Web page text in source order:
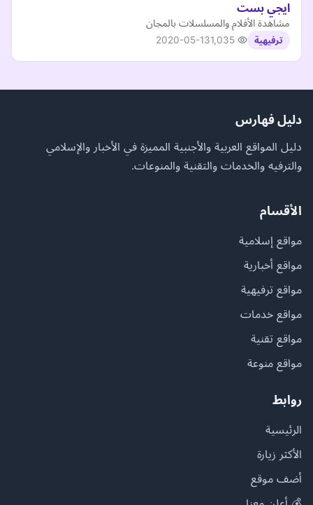
ايجي بست
مشاهدة الأفلام والمسلسلات بالمجان
ترفيهية 2020-05-13
دليل فهارس
دليل المواقع العربية والأجنبية المميزة في الأخبار والإسلامي
والترفيه والخدمات والتقنية والمنوعات.
الأقسام
مواقع إسلامية
مواقع أخبارية
مواقع ترفيهية
مواقع خدمات
مواقع تقنية
مواقع منوعة
روابط
الرئيسية
الأكثر زيارة
أضف موقع